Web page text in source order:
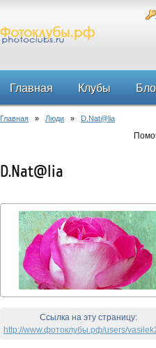
Главная Клубы
Главная » Люди » D.Nat@lia
D.Nat@lia
Ссылка на эту страницу:
http://www.фотоклубы.рф/users/